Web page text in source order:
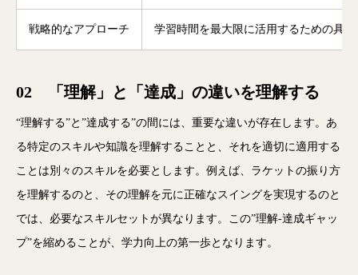
戦略的なアプローチ 学習時間を最大限に活用するための具
02 「理解」と「達成」の違いを理解する
“理解する”と”達成する”の間には、重要な違いが存在します。あ
る特定のスキルや知識を理解することと、それを適切に適用する
ことは別々のスキルを必要とします。例えば、ラケットの振り方
を理解するのと、その理解を元に正確なスイングを実現するのと
では、必要なスキルセットが異なります。この”理解-達成ギャッ
プ”を縮めることが、学力向上の第一歩となります。